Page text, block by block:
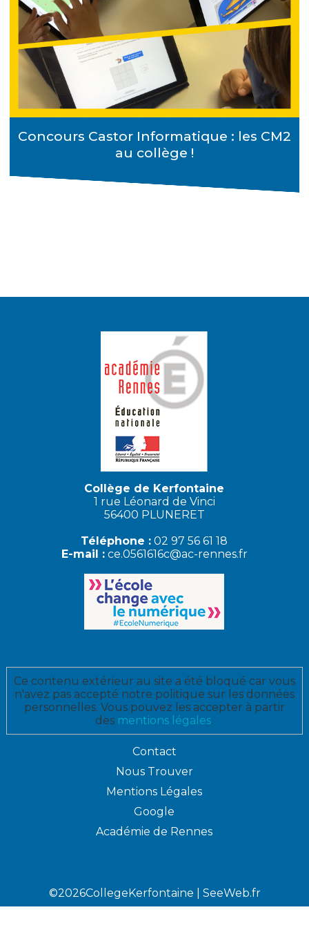
Concours Castor Informatique : les CM2
au collège !
Collège de Kerfontaine
1 rue Léonard de Vinci
56400 PLUNERET
Téléphone : 02 97 56 61 18
E-mail : ce.0561616c@ac-rennes.fr
Ce contenu extérieur au site a été bloqué car vous
n'avez pas accepté notre politique sur les données
personnelles. Vous pouvez les accepter à partir
des mentions légales.
Contact
Nous Trouver
Mentions Légales
Google
Académie de Rennes
©2026CollegeKerfontaine | SeeWeb.fr